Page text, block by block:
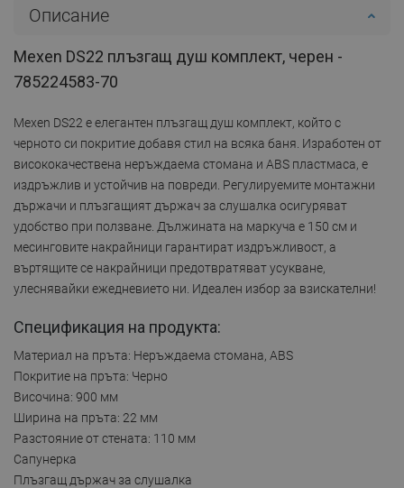
Описание
Mexen DS22 плъзгащ душ комплект, черен -
785224583-70
Mexen DS22 е елегантен плъзгащ душ комплект, който с
черното си покритие добавя стил на всяка баня. Изработен от
висококачествена неръждаема стомана и ABS пластмаса, е
издръжлив и устойчив на повреди. Регулируемите монтажни
държачи и плъзгащият държач за слушалка осигуряват
удобство при ползване. Дължината на маркуча е 150 см и
месинговите накрайници гарантират издръжливост, а
въртящите се накрайници предотвратяват усукване,
улеснявайки ежедневието ни. Идеален избор за взискателни!
Спецификация на продукта:
Материал на пръта: Неръждаема стомана, ABS
Покритие на пръта: Черно
Височина: 900 мм
Ширина на пръта: 22 мм
Разстояние от стената: 110 мм
Сапунерка
Плъзгащ държач за слушалка